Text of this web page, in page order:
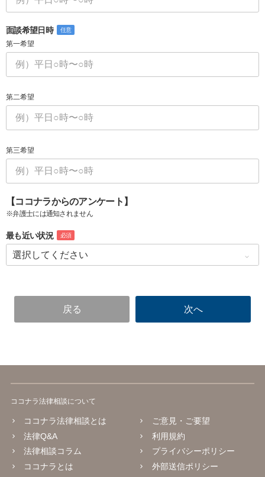
面談希望日時 任意
第一希望
第二希望
第三希望
【ココナラからのアンケート】
※弁護士には通知されません
最も近い状況 必須
ココナラ法律相談について
ココナラ法律相談とは
法律Q&A
法律相談コラム
ココナラとは
ご意見・ご要望
利用規約
プライバシーポリシー
外部送信ポリシー